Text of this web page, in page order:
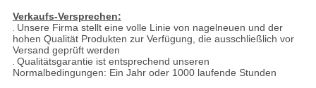
Verkaufs-Versprechen:
Unsere Firma stellt eine volle Linie von nagelneuen und der
hohen Qualität Produkten zur Verfügung, die ausschließlich vor
Versand geprüft werden
Qualitätsgarantie ist entsprechend unseren
Normalbedingungen: Ein Jahr oder 1000 laufende Stunden